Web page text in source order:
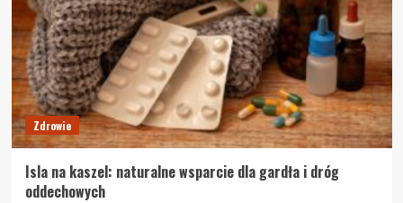
Zdrowie
Isla na kaszel: naturalne wsparcie dla gardła i dróg
oddechowych